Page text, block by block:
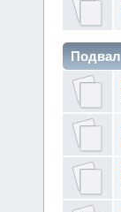
Подвал